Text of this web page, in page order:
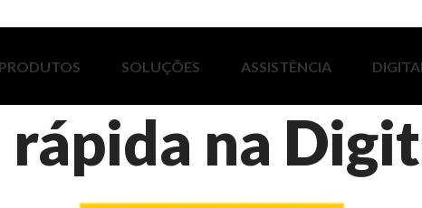
PRODUTOS SOLUÇÕES ASSISTÊNCIA
rápida na